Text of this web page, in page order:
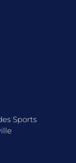
Sports